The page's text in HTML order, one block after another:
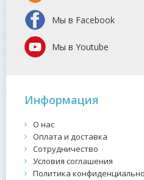
Мы в Facebook
Мы в Youtube
Информация
О нас
Оплата и доставка
Сотрудничество
Условия соглашения
Политика